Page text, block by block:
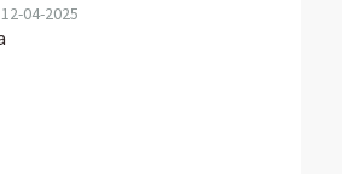
12-04-2025